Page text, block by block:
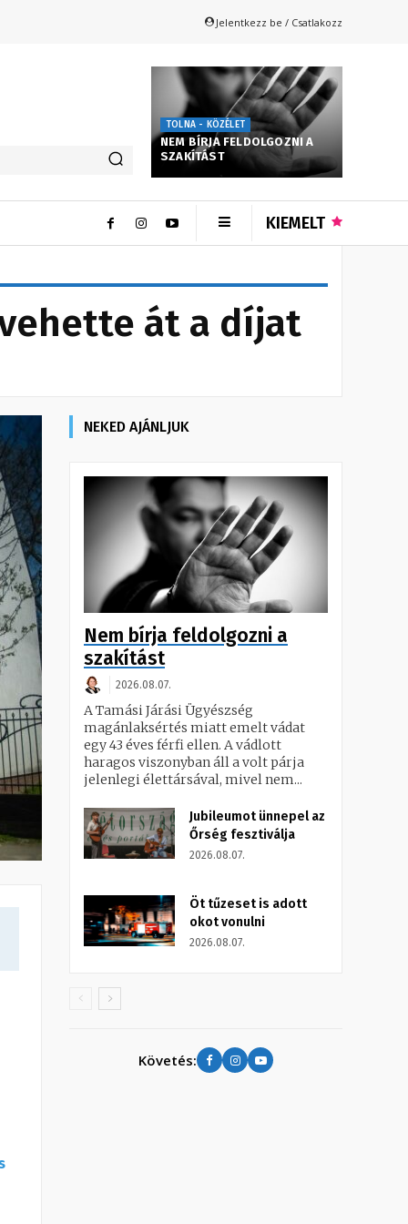
Jelentkezz be / Csatlakozz
TOLNA - KÖZÉLET
NEM BÍRJA FELDOLGOZNI A
SZAKÍTÁST
KIEMELT
át a díjat
NEKED AJÁNLJUK
Nem bírja feldolgozni a
szakítást
2026.08.07.
A Tamási Járási Ügyészség
magánlaksértés miatt emelt vádat
egy 43 éves férfi ellen. A vádlott
haragos viszonyban áll a volt párja
jelenlegi élettársával, mivel nem...
Jubileumot ünnepel az
Őrség fesztiválja
2026.08.07.
Öt tűzeset is adott
okot vonulni
2026.08.07.
Követés: